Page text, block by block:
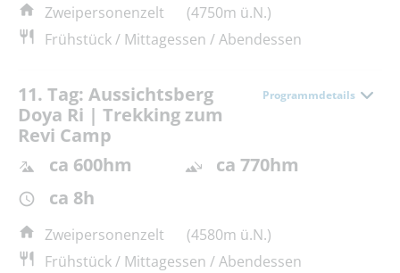
Zweipersonenzelt
(4750m ü.N.)
Frühstück / Mittagessen / Abendessen
11. Tag: Aussichtsberg
Doya Ri | Trekking zum
Revi Camp
Programmdetails
ca 600hm
ca 770hm
ca 8h
Zweipersonenzelt
(4580m ü.N.)
Frühstück / Mittagessen / Abendessen